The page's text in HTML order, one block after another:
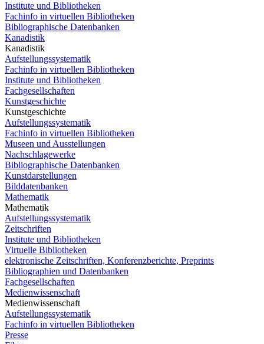
Institute und Bibliotheken
Fachinfo in virtuellen Bibliotheken
Bibliographische Datenbanken
Kanadistik
Kanadistik
Aufstellungssystematik
Fachinfo in virtuellen Bibliotheken
Institute und Bibliotheken
Fachgesellschaften
Kunstgeschichte
Kunstgeschichte
Aufstellungssystematik
Fachinfo in virtuellen Bibliotheken
Museen und Ausstellungen
Nachschlagewerke
Bibliographische Datenbanken
Kunstdarstellungen
Bilddatenbanken
Mathematik
Mathematik
Aufstellungssystematik
Zeitschriften
Institute und Bibliotheken
Virtuelle Bibliotheken
elektronische Zeitschriften, Konferenzberichte, Preprints
Bibliographien und Datenbanken
Fachgesellschaften
Medienwissenschaft
Medienwissenschaft
Aufstellungssystematik
Fachinfo in virtuellen Bibliotheken
Presse